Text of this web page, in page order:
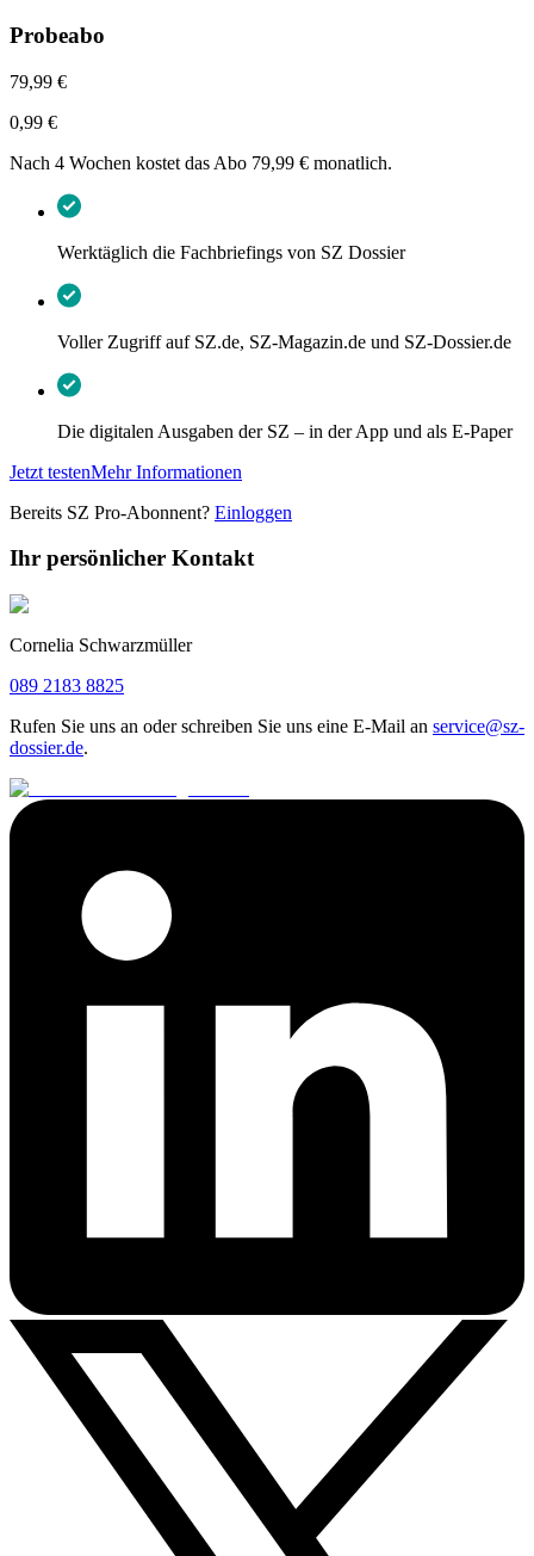
Probeabo
79,99 €
0,99 €
Nach 4 Wochen kostet das Abo 79,99 € monatlich.
Werktäglich die Fachbriefings von SZ Dossier
Voller Zugriff auf SZ.de, SZ-Magazin.de und SZ-Dossier.de
Die digitalen Ausgaben der SZ – in der App und als E-Paper
Jetzt testenMehr Informationen
Bereits SZ Pro-Abonnent? Einloggen
Ihr persönlicher Kontakt
Cornelia Schwarzmüller
089 2183 8825
Rufen Sie uns an oder schreiben Sie uns eine E-Mail an service@sz-
dossier.de.